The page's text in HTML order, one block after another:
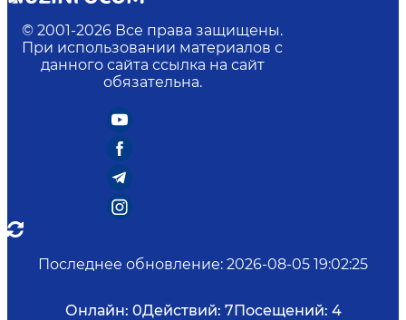
© 2001-2026 Все права защищены.
При использовании материалов с
данного сайта ссылка на сайт
обязательна.
Последнее обновление: 2026-08-05 19:02:25
Онлайн: 0Действий: 7Посещений: 4